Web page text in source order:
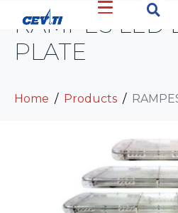
RAMPES LED
PLATE
Home Products